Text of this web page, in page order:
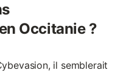
Occitanie ?
il semblerait